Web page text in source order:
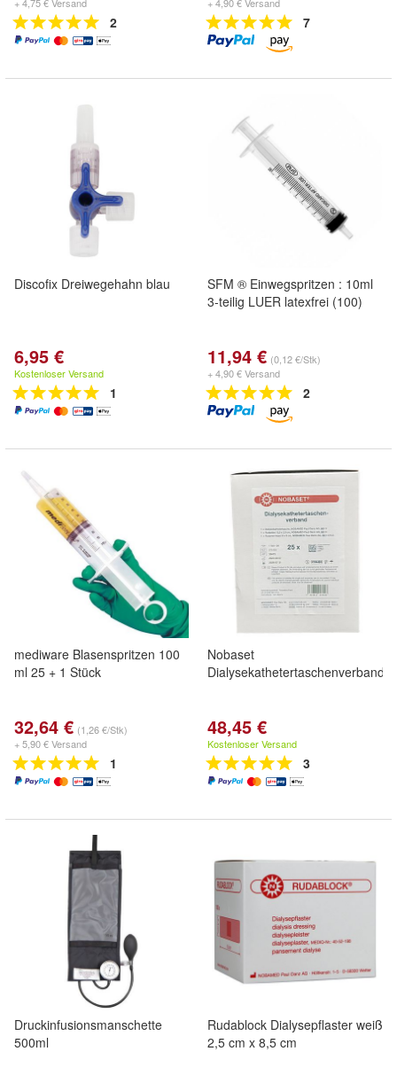
2 7
Discofix Dreiwegehahn blau
6,95 €
Kostenloser Versand
1
SFM ® Einwegspritzen : 10ml
3-teilig LUER latexfrei (100)
11,94 € (0,12 €/Stk)
+ 4,90 € Versand
2
mediware Blasenspritzen 100
ml 25 + 1 Stück
32,64 € (1,26 €/Stk)
+ 5,90 € Versand
1
Nobaset
Dialysekathetertaschenverband
48,45 €
Kostenloser Versand
3
Druckinfusionsmanschette
500ml
Rudablock Dialysepflaster weiß
2,5 cm x 8,5 cm